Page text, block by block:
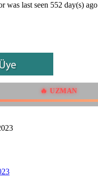
was last seen 552 day(s) ago
🔥 UZMAN